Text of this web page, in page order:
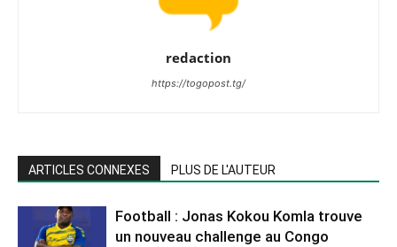
redaction
https://togopost.tg/
ARTICLES CONNEXES PLUS DE L'AUTEUR
Football : Jonas Kokou Komla trouve
un nouveau challenge au Congo